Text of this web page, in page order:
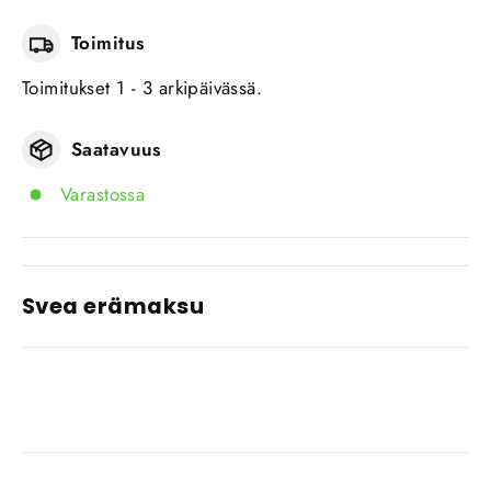
Toimitus
Toimitukset 1 - 3 arkipäivässä.
Saatavuus
Varastossa
Svea erämaksu